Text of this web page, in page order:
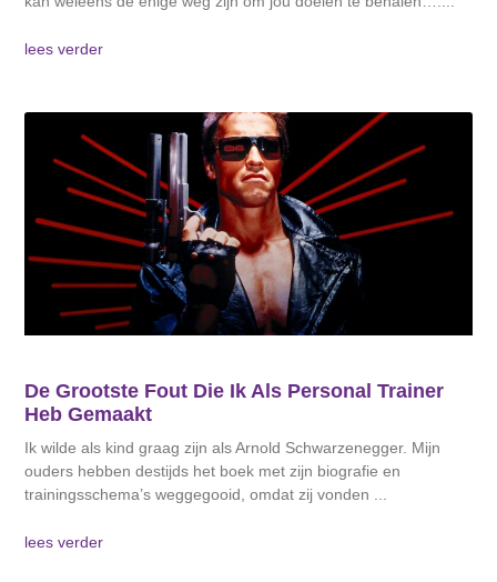
lees verder
De Grootste Fout Die Ik Als Personal Trainer
Heb Gemaakt
Ik wilde als kind graag zijn als Arnold Schwarzenegger. Mijn
ouders hebben destijds het boek met zijn biografie en
trainingsschema’s weggegooid, omdat zij vonden
lees verder